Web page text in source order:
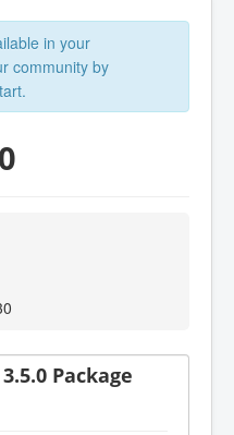
in your
community by
Package